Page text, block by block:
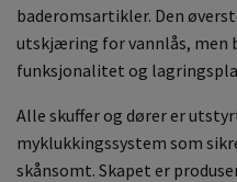
baderomsartikler. Den
utskjæring for vannlås, men
funksjonalitet og
Alle skuffer og dører er
myklukkingssystem som
skånsomt. Skapet er